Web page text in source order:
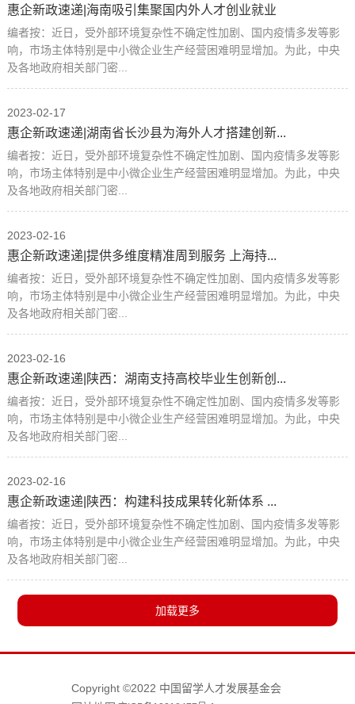
惠企新政速递|海南吸引集聚国内外人才创业就业
编者按：近日，受外部环境复杂性不确定性加剧、国内疫情多发等影
响，市场主体特别是中小微企业生产经营困难明显增加。为此，中央
及各地政府相关部门密...
2023-02-17
惠企新政速递|湖南省长沙县为海外人才搭建创新...
编者按：近日，受外部环境复杂性不确定性加剧、国内疫情多发等影
响，市场主体特别是中小微企业生产经营困难明显增加。为此，中央
及各地政府相关部门密...
2023-02-16
惠企新政速递|提供多维度精准周到服务 上海持...
编者按：近日，受外部环境复杂性不确定性加剧、国内疫情多发等影
响，市场主体特别是中小微企业生产经营困难明显增加。为此，中央
及各地政府相关部门密...
2023-02-16
惠企新政速递|陕西：湖南支持高校毕业生创新创...
编者按：近日，受外部环境复杂性不确定性加剧、国内疫情多发等影
响，市场主体特别是中小微企业生产经营困难明显增加。为此，中央
及各地政府相关部门密...
2023-02-16
惠企新政速递|陕西：构建科技成果转化新体系 ...
编者按：近日，受外部环境复杂性不确定性加剧、国内疫情多发等影
响，市场主体特别是中小微企业生产经营困难明显增加。为此，中央
及各地政府相关部门密...
Copyright ©2022 中国留学人才发展基金会